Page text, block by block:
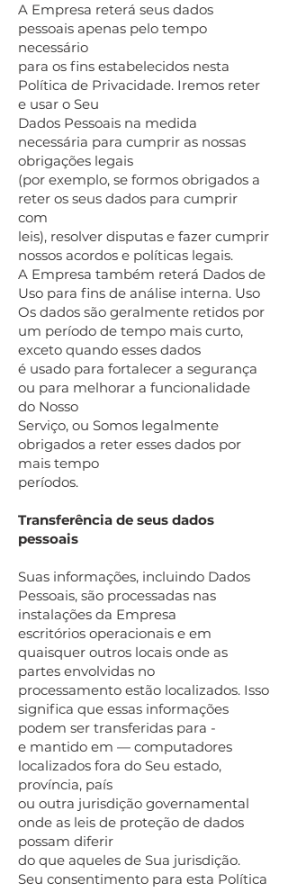
A Empresa reterá seus dados
pessoais apenas pelo tempo
necessário
para os fins estabelecidos nesta
Política de Privacidade. Iremos reter
e usar o Seu
Dados Pessoais na medida
necessária para cumprir as nossas
obrigações legais
(por exemplo, se formos obrigados a
reter os seus dados para cumprir
com
leis), resolver disputas e fazer cumprir
nossos acordos e políticas legais.
A Empresa também reterá Dados de
Uso para fins de análise interna. Uso
Os dados são geralmente retidos por
um período de tempo mais curto,
exceto quando esses dados
é usado para fortalecer a segurança
ou para melhorar a funcionalidade
do Nosso
Serviço, ou Somos legalmente
obrigados a reter esses dados por
mais tempo
períodos.
Transferência de seus dados
pessoais
Suas informações, incluindo Dados
Pessoais, são processadas nas
instalações da Empresa
escritórios operacionais e em
quaisquer outros locais onde as
partes envolvidas no
processamento estão localizados. Isso
significa que essas informações
podem ser transferidas para -
e mantido em — computadores
localizados fora do Seu estado,
província, país
ou outra jurisdição governamental
onde as leis de proteção de dados
possam diferir
do que aqueles de Sua jurisdição.
Seu consentimento para esta Política